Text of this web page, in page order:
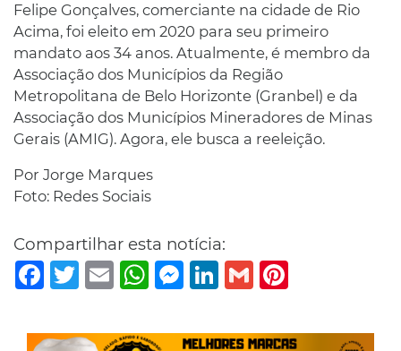
Felipe Gonçalves, comerciante na cidade de Rio
Acima, foi eleito em 2020 para seu primeiro
mandato aos 34 anos. Atualmente, é membro da
Associação dos Municípios da Região
Metropolitana de Belo Horizonte (Granbel) e da
Associação dos Municípios Mineradores de Minas
Gerais (AMIG). Agora, ele busca a reeleição.
Por Jorge Marques
Foto: Redes Sociais
Compartilhar esta notícia:
Facebook
TwitterEmail WhatsAppMessenger
LinkedIn
Gmail